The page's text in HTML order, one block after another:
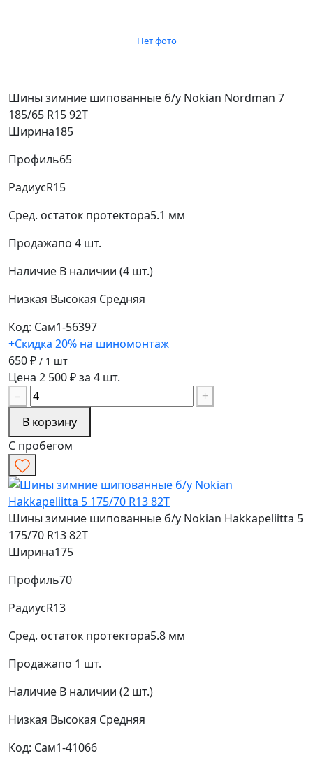
Нет фото
Шины зимние шипованные б/у Nokian Nordman 7
185/65 R15 92T
Ширина185
Профиль65
РадиусR15
Сред. остаток протектора5.1 мм
Продажапо 4 шт.
Наличие В наличии (4 шт.)
Низкая Высокая Средняя
Код: Сам1-56397
+Скидка 20% на шиномонтаж
650 ₽ / 1 шт
Цена 2 500 ₽ за 4 шт.
−
+
В корзину
С пробегом
Шины зимние шипованные б/у Nokian Hakkapeliitta 5
175/70 R13 82T
Ширина175
Профиль70
РадиусR13
Сред. остаток протектора5.8 мм
Продажапо 1 шт.
Наличие В наличии (2 шт.)
Низкая Высокая Средняя
Код: Сам1-41066